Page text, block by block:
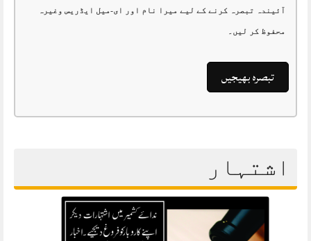
آئیندہ تبصرہ کرنے کے لیے میرا نام اور ای-میل ایڈریس وغیرہ
محفوظ کر لیں۔
اشتہار